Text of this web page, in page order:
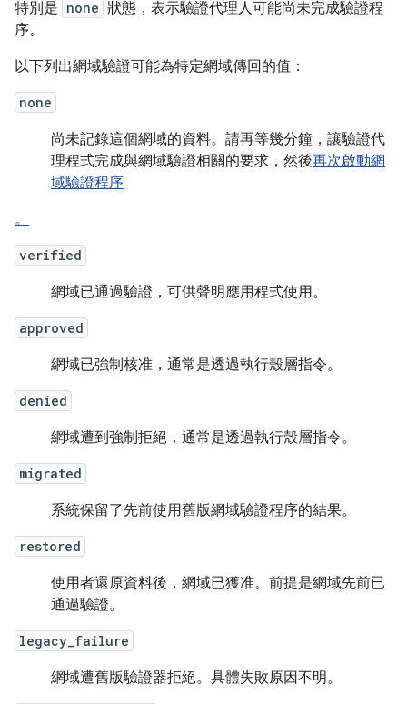
特別是 none 狀態，表示驗證代理人可能尚未完成驗證程
序。
以下列出網域驗證可能為特定網域傳回的值：
none
尚未記錄這個網域的資料。請再等幾分鐘，讓驗證代
理程式完成與網域驗證相關的要求，然後再次啟動網
域驗證程序
。
verified
網域已通過驗證，可供聲明應用程式使用。
approved
網域已強制核准，通常是透過執行殼層指令。
denied
網域遭到強制拒絕，通常是透過執行殼層指令。
migrated
系統保留了先前使用舊版網域驗證程序的結果。
restored
使用者還原資料後，網域已獲准。前提是網域先前已
通過驗證。
legacy_failure
網域遭舊版驗證器拒絕。具體失敗原因不明。